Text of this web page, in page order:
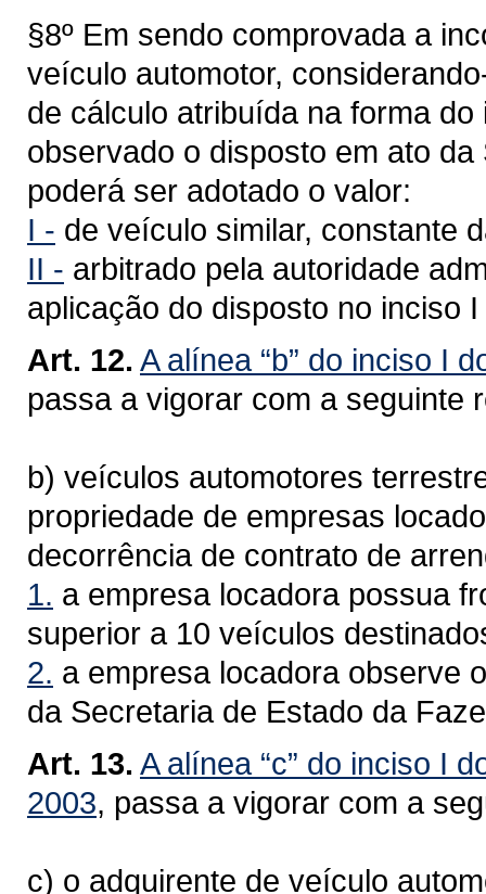
§8º Em sendo comprovada a
veículo automotor,
de cálculo atribuída na forma
observado o disposto em ato
poderá ser adotado o valor:
I - de veículo similar, constante
II - arbitrado pela autoridade
aplicação do disposto no inciso
Art. 12. A alínea “b” do inciso I
passa a vigorar com a seguinte
b) veículos automotores
propriedade de empresas
decorrência de contrato de
1. a empresa locadora possua
superior a 10 veículos
2. a empresa locadora observe
da Secretaria de Estado da
Art. 13. A alínea “c” do inciso I
2003, passa a vigorar com a
c) o adquirente de veículo